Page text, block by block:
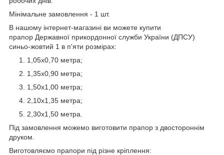
Мінімальне замовлення - 1 шт.
В нашому інтернет-магазині ви можете купити
прапор Державної прикордонної служби України (ДПСУ)
синьо-жовтий 1 в п'яти розмірах:
1,05х0,70 метра;
1,35х0,90 метра;
1,50х1,00 метра;
2,10х1,35 метра;
2,30х1,50 метра.
Під замовлення можемо виготовити прапор з двостороннім
друком.
Виготовляємо прапори під різне кріплення: